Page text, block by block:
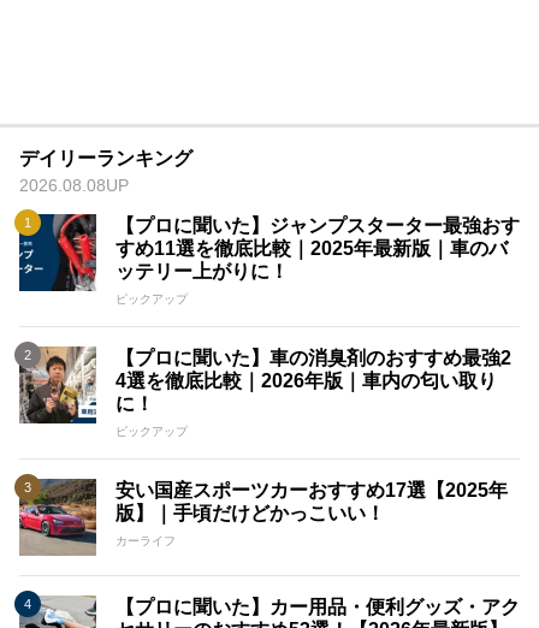
デイリーランキング
2026.08.08UP
【プロに聞いた】ジャンプスターター最強おす
すめ11選を徹底比較｜2025年最新版｜車のバ
ッテリー上がりに！
ピックアップ
【プロに聞いた】車の消臭剤のおすすめ最強2
4選を徹底比較｜2026年版｜車内の匂い取り
に！
ピックアップ
安い国産スポーツカーおすすめ17選【2025年
版】｜手頃だけどかっこいい！
カーライフ
【プロに聞いた】カー用品・便利グッズ・アク